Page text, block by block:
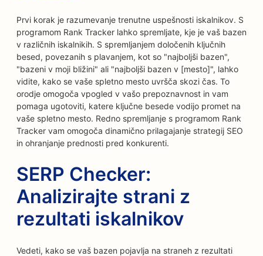
Prvi korak je razumevanje trenutne uspešnosti iskalnikov. S
programom Rank Tracker lahko spremljate, kje je vaš bazen
v različnih iskalnikih. S spremljanjem določenih ključnih
besed, povezanih s plavanjem, kot so "najboljši bazen",
"bazeni v moji bližini" ali "najboljši bazen v [mesto]", lahko
vidite, kako se vaše spletno mesto uvršča skozi čas. To
orodje omogoča vpogled v vašo prepoznavnost in vam
pomaga ugotoviti, katere ključne besede vodijo promet na
vaše spletno mesto. Redno spremljanje s programom Rank
Tracker vam omogoča dinamično prilagajanje strategij SEO
in ohranjanje prednosti pred konkurenti.
SERP Checker:
Analizirajte strani z
rezultati iskalnikov
Vedeti, kako se vaš bazen pojavlja na straneh z rezultati